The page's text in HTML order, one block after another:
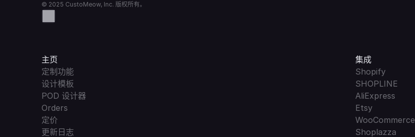
© 2025 CustoMeow, Inc. 版权所有。
主页
定制功能
设计模板
POD 设计器
Orders
定价
更新日志
集成
Shopify
SHOPLINE
AliExpress
Etsy
WooCommerce
Shoplazza